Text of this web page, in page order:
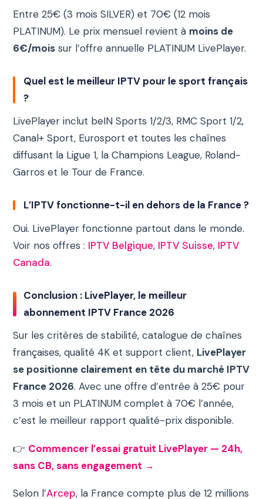
Entre 25€ (3 mois SILVER) et 70€ (12 mois
PLATINUM). Le prix mensuel revient à moins de
6€/mois sur l’offre annuelle PLATINUM LivePlayer.
Quel est le meilleur IPTV pour le sport français
?
LivePlayer inclut beIN Sports 1/2/3, RMC Sport 1/2,
Canal+ Sport, Eurosport et toutes les chaînes
diffusant la Ligue 1, la Champions League, Roland-
Garros et le Tour de France.
L’IPTV fonctionne-t-il en dehors de la France ?
Oui. LivePlayer fonctionne partout dans le monde.
Voir nos offres : IPTV Belgique, IPTV Suisse, IPTV
Canada.
Conclusion : LivePlayer, le meilleur
abonnement IPTV France 2026
Sur les critères de stabilité, catalogue de chaînes
françaises, qualité 4K et support client, LivePlayer
se positionne clairement en tête du marché IPTV
France 2026. Avec une offre d’entrée à 25€ pour
3 mois et un PLATINUM complet à 70€ l’année,
c’est le meilleur rapport qualité-prix disponible.
👉 Commencer l’essai gratuit LivePlayer — 24h,
sans CB, sans engagement →
Selon l’Arcep, la France compte plus de 12 millions